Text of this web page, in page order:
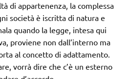
di appartenenza, la complessa
società è iscritta di natura e
quando la legge, intesa qui
proviene non dall’interno ma
al concetto di adattamento.
vorrà dire che c’è un esterno